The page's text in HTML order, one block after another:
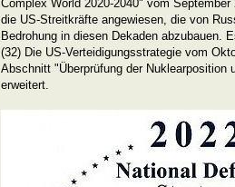
Complex World 2020-2040" vom
die US-Streitkräfte angewiesen, die von
Bedrohung in diesen Dekaden abzubauen.
(32) Die US-Verteidigungsstrategie vom
Abschnitt "Überprüfung der Nuklearposition
erweitert.